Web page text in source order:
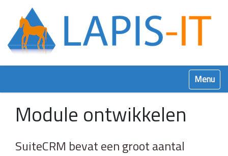
Klap
Module ontwikkelen
SuiteCRM bevat een groot aantal